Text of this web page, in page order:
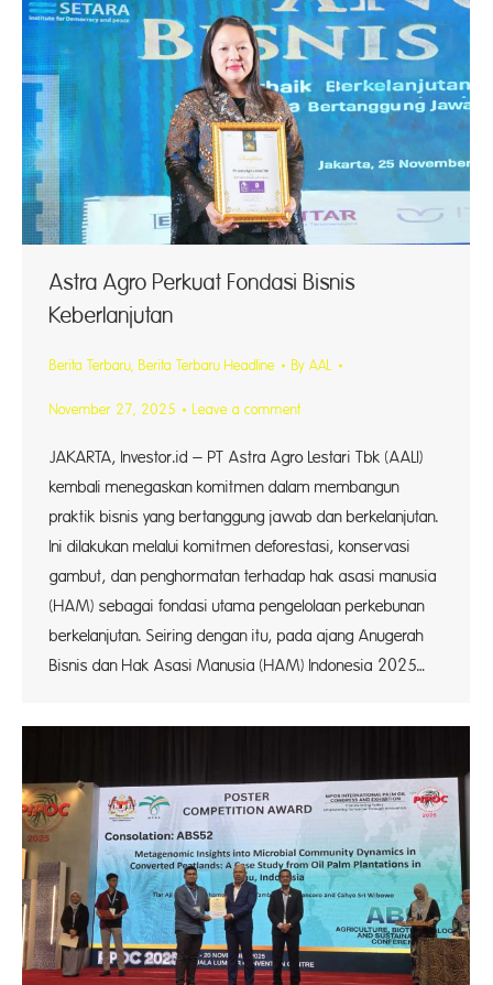
Astra Agro Perkuat Fondasi Bisnis
Keberlanjutan
Berita Terbaru, Berita Terbaru Headline By AAL
November 27, 2025 Leave a comment
JAKARTA, Investor.id – PT Astra Agro Lestari Tbk (AALI)
kembali menegaskan komitmen dalam membangun
praktik bisnis yang bertanggung jawab dan berkelanjutan.
Ini dilakukan melalui komitmen deforestasi, konservasi
gambut, dan penghormatan terhadap hak asasi manusia
(HAM) sebagai fondasi utama pengelolaan perkebunan
berkelanjutan. Seiring dengan itu, pada ajang Anugerah
Bisnis dan Hak Asasi Manusia (HAM) Indonesia 2025…